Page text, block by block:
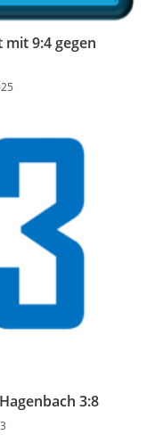
9:4 gegen
3:8